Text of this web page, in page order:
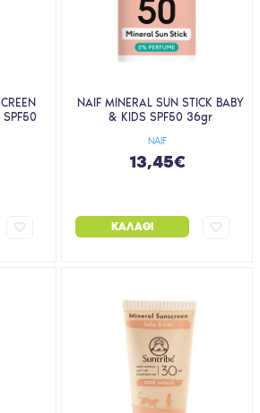
SPF50
NAIF
NAIF MINERAL SUN STICK BABY
& KIDS SPF50 36gr
13,45€
ΚΑΛΆΘΙ